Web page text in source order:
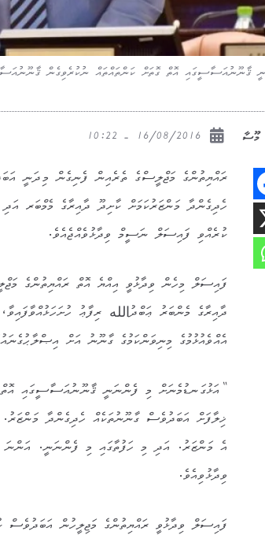
ޤާނޫނުއަސާސީގައި އޮތް ގޮތަށް ކަންތައްތައް ނުކުރެވިގެން
މޫސާ
ރައްޔިތުންގެ މަޖްލީސްގެ ތެރެއިން ފެނިގެން މިދަނީ
ހެދިގެންދާ މަންޒަރުކަމަށް ކާށިދޫ ދާއިރާގެ މެމްބަރ
ކުރެއްވި ފައިސަލް ނަސީމް ވިދާޅުވެއްޖެއެވެ.
އެއްވެއުޅުމުގެ މިނިވަންކަމުގެ ގާނޫނު އަށް
“އަޅުގަނޑުމެނަށް މި ފެންނަނީ ޤާނޫނުއަސާސީގައި
ޚިލާފަށް އަބަދުވެސް ގާނޫނުތަކެއް ހެދިގެންދާ
އެ މަންޒަރު. އަދި މި ހަފުތާގައި މި ފެންނަނީ.
ވިދާޅުވިއެވެ.
ފައިސަލް ވިދާޅުވީ ރައްޔިތުންގެ މަޖިލީހުން